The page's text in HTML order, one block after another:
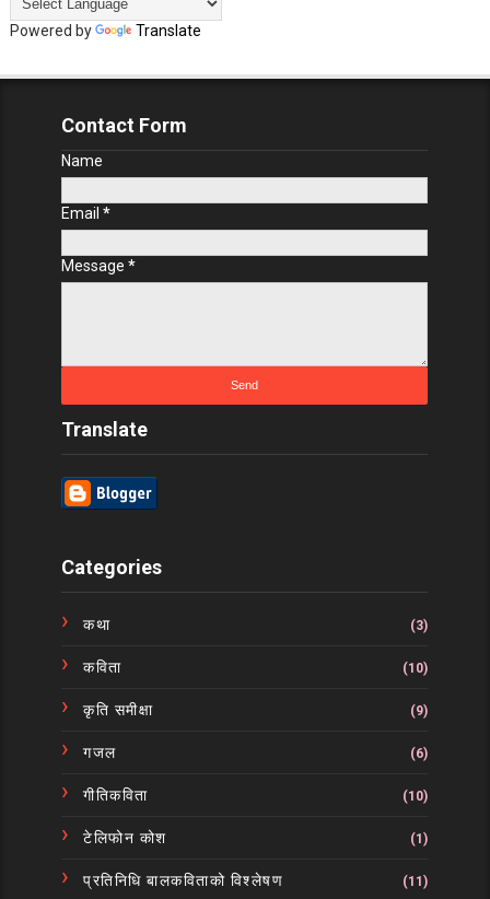
Powered by Translate
Contact Form
Name
Email*
Message*
Translate
Categories
कथा (3)
कविता (10)
कृति समीक्षा (9)
गजल (6)
गीतिकविता (10)
टेलिफोन कोश (1)
प्रतिनिधि बालकविताको विश्लेषण (11)